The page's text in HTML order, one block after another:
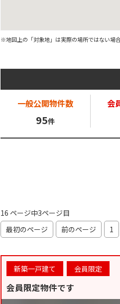
※地図上の「対象地」は実際の場所ではない場
一般公開物件数
95件
会
16 ページ中3ページ目
最初のページ
前のページ 1
新築一戸建て 会員限定
会員限定物件です